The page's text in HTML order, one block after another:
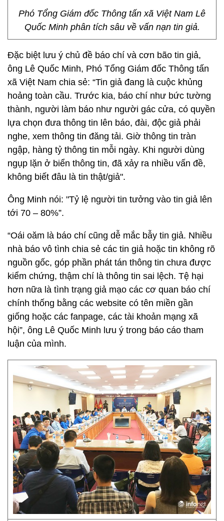
Phó Tổng Giám đốc Thông tấn xã Việt Nam Lê
Quốc Minh phân tích sâu về vấn nạn tin giả.
Đặc biệt lưu ý chủ đề báo chí và cơn bão tin giả,
ông Lê Quốc Minh, Phó Tổng Giám đốc Thông tấn
xã Việt Nam chia sẻ: “Tin giả đang là cuộc khủng
hoảng toàn cầu. Trước kia, báo chí như bức tường
thành, người làm báo như người gác cửa, có quyền
lựa chọn đưa thông tin lên báo, đài, độc giả phải
nghe, xem thông tin đăng tải. Giờ thông tin tràn
ngập, hàng tỷ thông tin mỗi ngày. Khi người dùng
ngụp lặn ở biển thông tin, đã xảy ra nhiều vấn đề,
không biết đâu là tin thật/giả".
Ông Minh nói: "Tỷ lệ người tin tưởng vào tin giả lên
tới 70 – 80%”.
“Oái oăm là báo chí cũng dễ mắc bẫy tin giả. Nhiều
nhà báo vô tình chia sẻ các tin giả hoặc tin không rõ
nguồn gốc, góp phần phát tán thông tin chưa được
kiểm chứng, thậm chí là thông tin sai lệch. Tệ hại
hơn nữa là tình trạng giả mạo các cơ quan báo chí
chính thống bằng các website có tên miền gần
giống hoặc các fanpage, các tài khoản mạng xã
hội”, ông Lê Quốc Minh lưu ý trong báo cáo tham
luận của mình.